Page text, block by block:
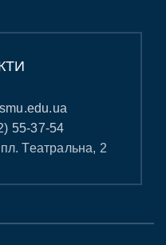
55-37-54
Театральна, 2